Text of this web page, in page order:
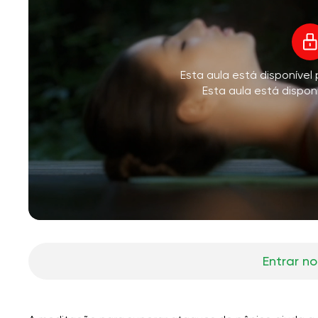
Esta aula está disponível
Esta aula está
Entrar